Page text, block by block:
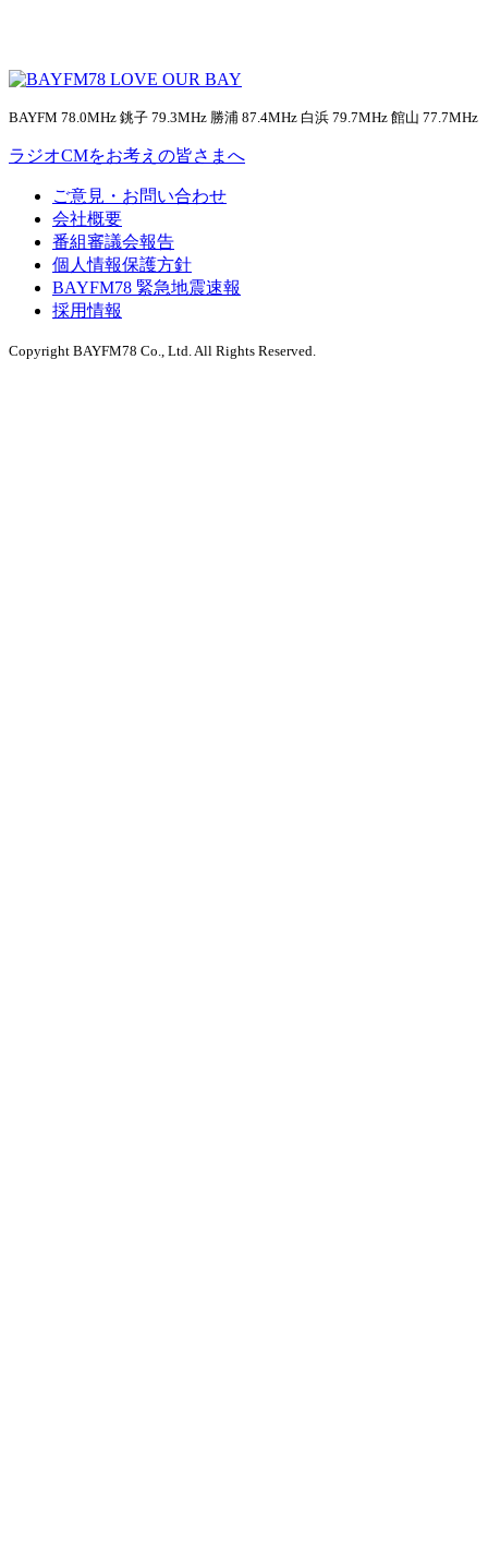
BAYFM 78.0MHz 銚子 79.3MHz 勝浦 87.4MHz 白浜 79.7MHz 館山 77.7MHz
ラジオCMをお考えの皆さまへ
ご意見・お問い合わせ
会社概要
番組審議会報告
個人情報保護方針
BAYFM78 緊急地震速報
採用情報
Copyright BAYFM78 Co., Ltd. All Rights Reserved.